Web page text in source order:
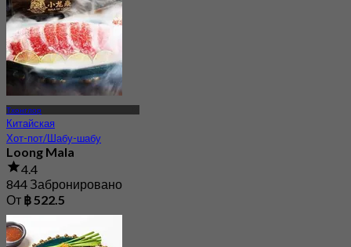
Тхонглор
Китайская
Хот-пот/Шабу-шабу
Loong Mala
4.4
844 Забронировано
От ฿ 522.5